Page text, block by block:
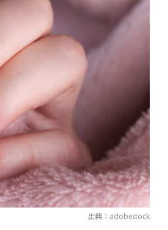
出典：adobestock